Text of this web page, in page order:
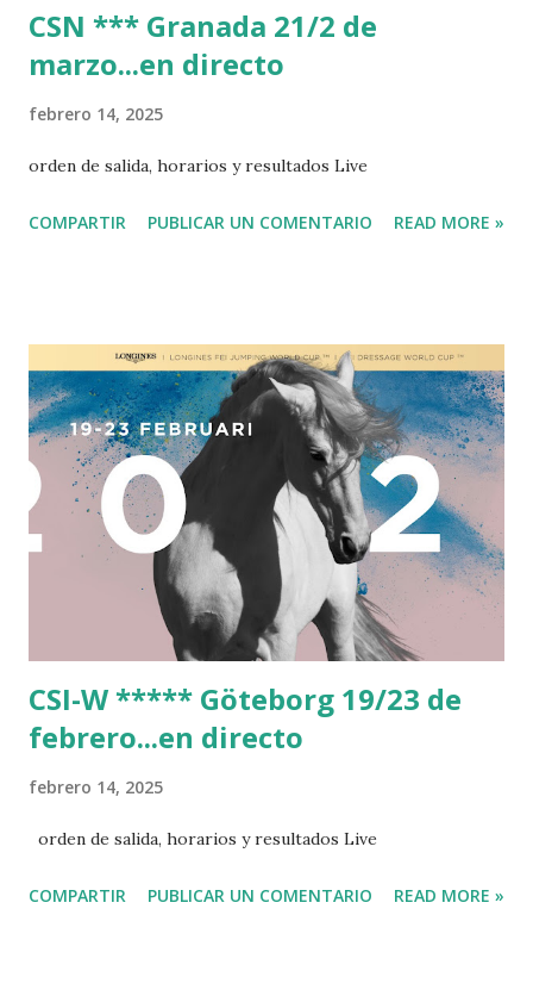
CSN *** Granada 21/2 de
marzo...en directo
febrero 14, 2025
orden de salida, horarios y resultados Live
COMPARTIR PUBLICAR UN COMENTARIO READ MORE »
CSI-W ***** Göteborg 19/23 de
febrero...en directo
febrero 14, 2025
orden de salida, horarios y resultados Live
COMPARTIR PUBLICAR UN COMENTARIO READ MORE »